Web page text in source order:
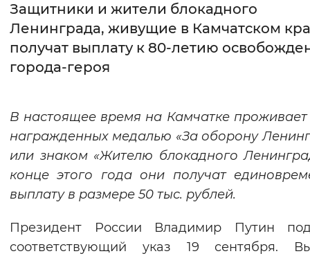
С засечками
Интервал между буквами
Цвет сайта
Монохромный Инверсивный
Синий фон
Включены Выключены
Защитники и жители блокадного
Ленинграда, живущие в Камчатском
получат выплату к 80-летию
города-героя
В настоящее время на Камчатке проживает
награжденных медалью «За оборону
или знаком «Жителю блокадного
конце этого года они получат
выплату в размере 50 тыс. рублей.
Президент России Владимир Путин
соответствующий указ 19 сентября.